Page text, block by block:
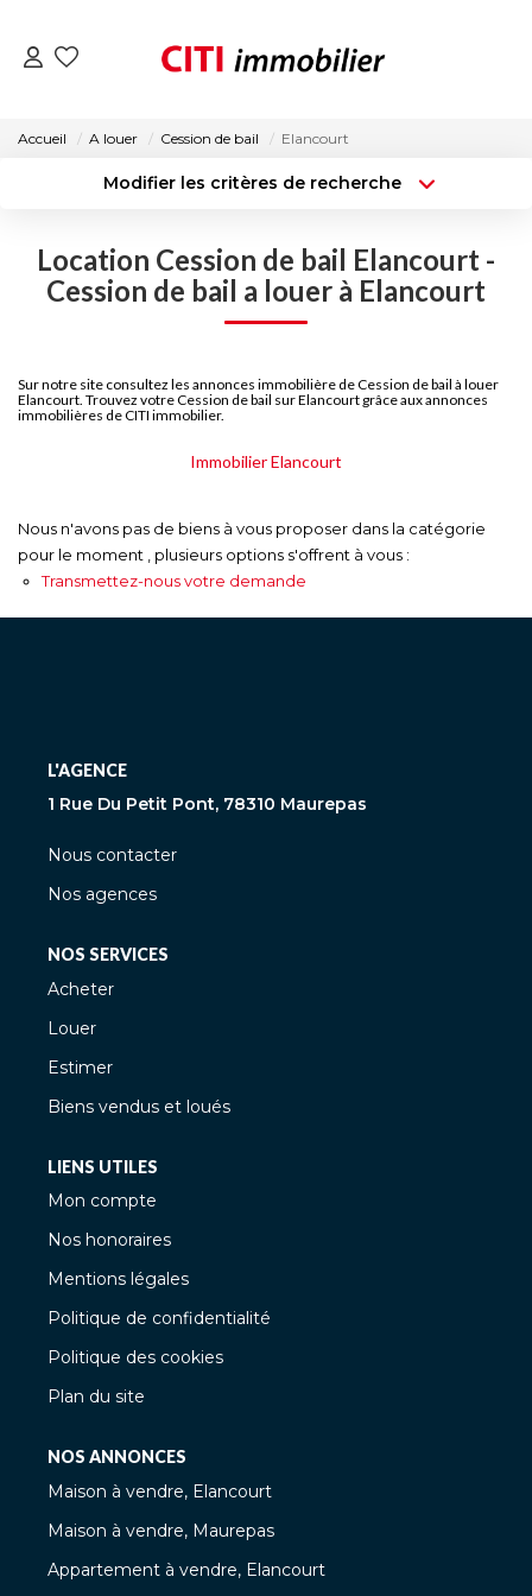
LOCATIONS
ESTIMATION
NOS AGENCES
ACTUALITÉS
CONTACT
Accueil A louer Cession de bail Elancourt
Modifier les critères de recherche
Sélectionnez...
Type de bien
Surface min
Créer une alerte
Location Cession de bail Elancourt -
Cession de bail a louer à Elancourt
Sur notre site consultez les annonces immobilière de Cession de bail à louer
Elancourt. Trouvez votre Cession de bail sur Elancourt grâce aux annonces
immobilières de CITI immobilier.
Immobilier Elancourt
Nous n'avons pas de biens à vous proposer dans la catégorie
pour le moment , plusieurs options s'offrent à vous :
Transmettez-nous votre demande
L'AGENCE
1 Rue Du Petit Pont, 78310 Maurepas
Nous contacter
Nos agences
NOS SERVICES
Acheter
Louer
Estimer
Biens vendus et loués
LIENS UTILES
Mon compte
Nos honoraires
Mentions légales
Politique de confidentialité
Politique des cookies
Plan du site
NOS ANNONCES
Maison à vendre, Elancourt
Maison à vendre, Maurepas
Appartement à vendre, Elancourt